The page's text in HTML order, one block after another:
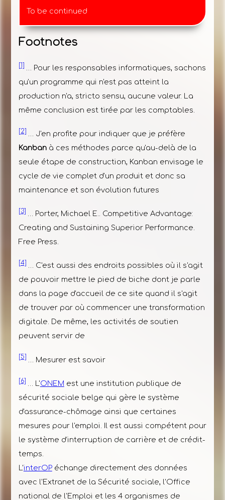
To be continued
Footnotes
[1]
… Pour les responsables informatiques, sachons
qu'un programme qui n'est pas atteint la
production n'a, stricto sensu, aucune valeur. La
même conclusion est tirée par les comptables.
[2]
… J'en profite pour indiquer que je préfère
Kanbanà ces méthodes parce qu'au-delà de la
seule étape de construction, Kanban envisage le
cycle de vie complet d'un produit et donc sa
maintenance et son évolution futures
[3]
… Porter, Michael E.. Competitive Advantage:
Creating and Sustaining Superior Performance.
Free Press.
[4] … C'est aussi des endroits possibles où il s'agit
de pouvoir mettre le pied de biche dont je parle
dans la page d'accueil de ce site quand il s'agit
de trouver par où commencer une transformation
digitale. De même, les activités de soutien
peuvent servir de
[5] … Mesurer est savoir
[6] … L'ONEM est une institution publique de
sécurité sociale belge qui gère le système
d'assurance-chômage ainsi que certaines
mesures pour l'emploi. Il est aussi compétent pour
le système d’interruption de carrière et de crédit-
temps.
L'interOPéchange directement des données
avec l'Extranet de la Sécurité sociale, l'Office
national de l'Emploi et les 4 organismes de